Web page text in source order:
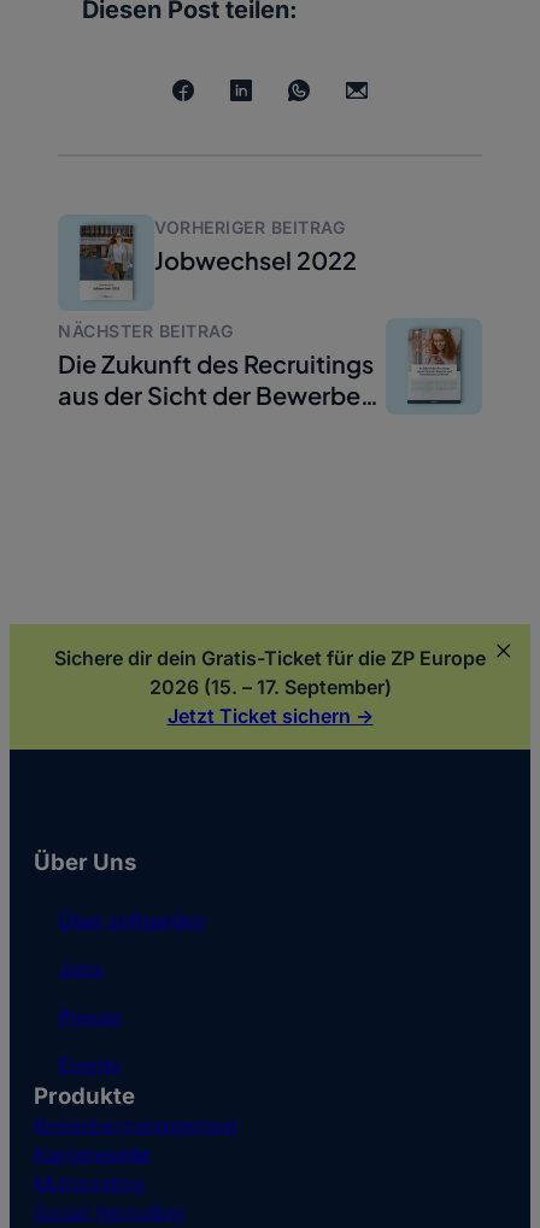
Diesen Post teilen:
VORHERIGER BEITRAG
Jobwechsel 2022
NÄCHSTER BEITRAG
Die Zukunft des Recruitings
aus der Sicht der Bewerber
Sichere dir dein Gratis-Ticket für die ZP Europe
2026 (15. – 17. September)
Jetzt Ticket sichern ->
Über Uns
Über softgarden
Jobs
Presse
Events
Produkte
Bewerbermanagement
Karriereseite
Multiposting
Social Recruiting